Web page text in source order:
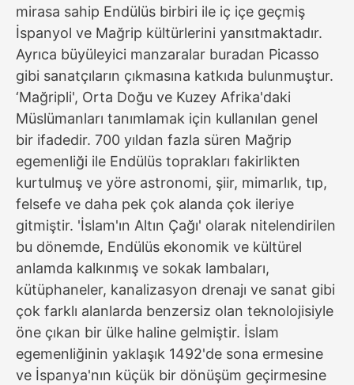
mirasa sahip Endülüs birbiri ile iç içe geçmiş
İspanyol ve Mağrip kültürlerini yansıtmaktadır.
Ayrıca büyüleyici manzaralar buradan Picasso
gibi sanatçıların çıkmasına katkıda bulunmuştur.
‘Mağripli', Orta Doğu ve Kuzey Afrika'daki
Müslümanları tanımlamak için kullanılan genel
bir ifadedir. 700 yıldan fazla süren Mağrip
egemenliği ile Endülüs toprakları fakirlikten
kurtulmuş ve yöre astronomi, şiir, mimarlık, tıp,
felsefe ve daha pek çok alanda çok ileriye
gitmiştir. 'İslam'ın Altın Çağı' olarak nitelendirilen
bu dönemde, Endülüs ekonomik ve kültürel
anlamda kalkınmış ve sokak lambaları,
kütüphaneler, kanalizasyon drenajı ve sanat gibi
çok farklı alanlarda benzersiz olan teknolojisiyle
öne çıkan bir ülke haline gelmiştir. İslam
egemenliğinin yaklaşık 1492'de sona ermesine
ve İspanya'nın küçük bir dönüşüm geçirmesine